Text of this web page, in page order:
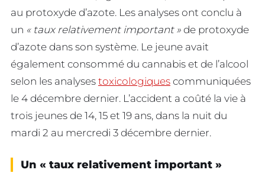
au protoxyde d’azote. Les analyses ont conclu à
un « taux relativement important » de protoxyde
d’azote dans son système. Le jeune avait
également consommé du cannabis et de l’alcool
selon les analyses toxicologiques communiquées
le 4 décembre dernier. L’accident a coûté la vie à
trois jeunes de 14, 15 et 19 ans, dans la nuit du
mardi 2 au mercredi 3 décembre dernier.
Un « taux relativement important »